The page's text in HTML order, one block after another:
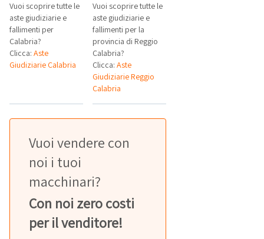
Vuoi scoprire tutte le
aste giudiziarie e
fallimenti per
Calabria?
Clicca: Aste
Giudiziarie Calabria
Vuoi scoprire tutte le
aste giudiziarie e
fallimenti per la
provincia di Reggio
Calabria?
Clicca:Aste
Giudiziarie Reggio
Calabria
Vuoi vendere con
noi i tuoi
macchinari?
Con noi zero costi
per il venditore!